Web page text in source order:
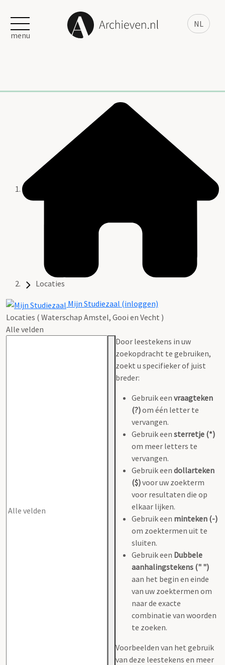
NL
menu
Locaties
Mijn Studiezaal (inloggen)
Locaties ( Waterschap Amstel, Gooi en Vecht )
Alle velden
Door leestekens in uw
zoekopdracht te gebruiken,
zoekt u specifieker of juist
breder:
Gebruik een vraagteken
(?)om één letter te
vervangen.
Gebruik een sterretje (*)
om meer letters te
vervangen.
Gebruik een dollarteken
($)voor uw zoekterm
voor resultaten die op
elkaar lijken.
Gebruik een minteken (-)
om zoektermen uit te
sluiten.
Gebruik een Dubbele
aanhalingstekens (" ")
aan het begin en einde
van uw zoektermen om
naar de exacte
combinatie van woorden
te zoeken.
Voorbeelden van het gebruik
van deze leestekens en meer